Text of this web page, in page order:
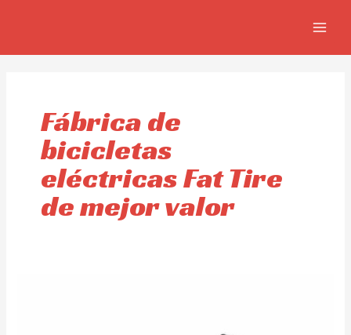
Fábrica de
bicicletas
eléctricas Fat Tire
de mejor valor